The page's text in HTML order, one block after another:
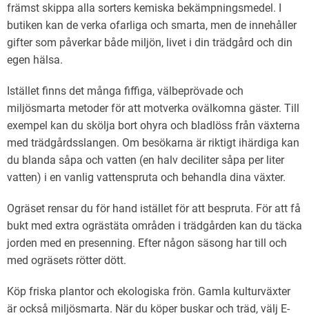
främst skippa alla sorters kemiska bekämpningsmedel. I
butiken kan de verka ofarliga och smarta, men de innehåller
gifter som påverkar både miljön, livet i din trädgård och din
egen hälsa.
Istället finns det många fiffiga, välbeprövade och
miljösmarta metoder för att motverka ovälkomna gäster. Till
exempel kan du skölja bort ohyra och bladlöss från växterna
med trädgårdsslangen. Om besökarna är riktigt ihärdiga kan
du blanda såpa och vatten (en halv deciliter såpa per liter
vatten) i en vanlig vattenspruta och behandla dina växter.
Ogräset rensar du för hand istället för att bespruta. För att få
bukt med extra ogrästäta områden i trädgården kan du täcka
jorden med en presenning. Efter någon säsong har till och
med ogräsets rötter dött.
Köp friska plantor och ekologiska frön. Gamla kulturväxter
är också miljösmarta. När du köper buskar och träd, välj E-